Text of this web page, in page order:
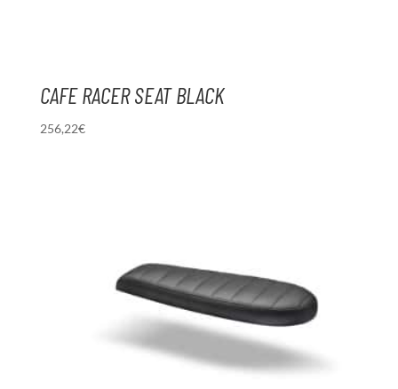
CAFE RACER SEAT BLACK
256,22€